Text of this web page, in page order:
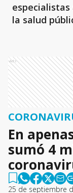
la salud
Ads
En
sumó 4
25 de septiembre